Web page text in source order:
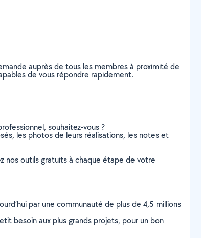
auprès de tous les membres à proximité de
de vous répondre rapidement.
souhaitez-vous ?
les photos de leurs réalisations, les notes et
nos outils gratuits à chaque étape de votre
par une communauté de plus de 4,5 millions
besoin aux plus grands projets, pour un bon